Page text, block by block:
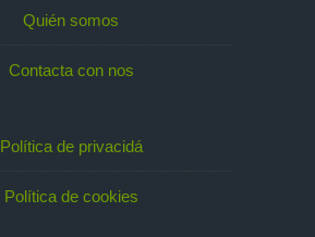
Quién somos
Contacta con nos
Política de privacidá
Política de cookies